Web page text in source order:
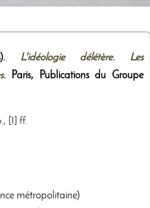
L'idéologie délétère. Les
. Paris,
Publications du Groupe
[1] ff.
métropolitaine)